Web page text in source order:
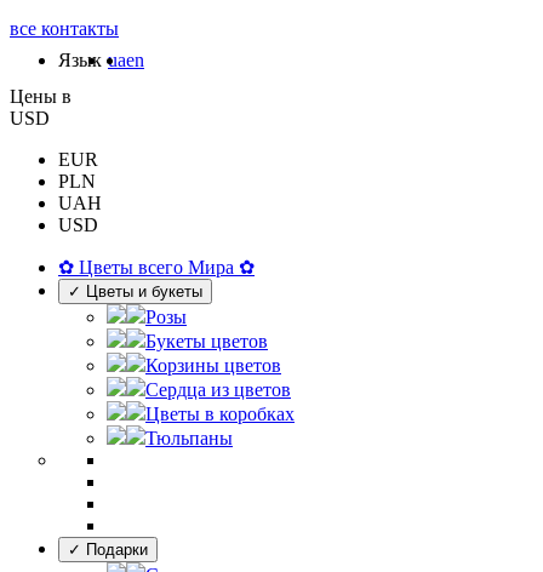
все контакты
Язык uaen
Цены в
USD
EUR
PLN
UAH
USD
✿ Цветы всего Мира ✿
✓ Цветы и букеты
Розы
Букеты цветов
Корзины цветов
Сердца из цветов
Цветы в коробках
Тюльпаны
✓ Подарки